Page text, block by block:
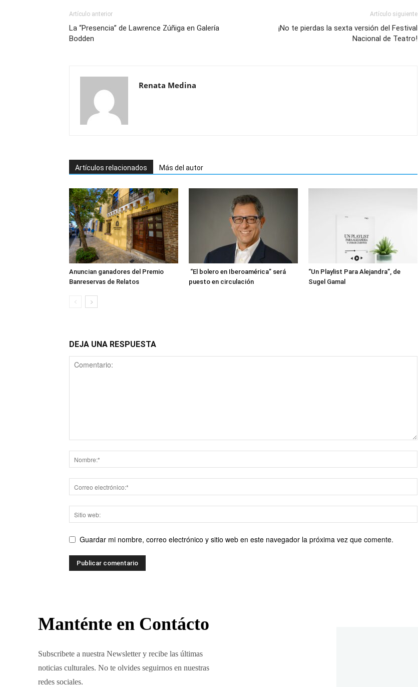
Artículo anterior
La “Presencia” de Lawrence Zúñiga en Galería
Bodden
Artículo siguiente
¡No te pierdas la sexta versión del Festival
Nacional de Teatro!
Renata Medina
Artículos relacionados Más del autor
Anuncian ganadores del Premio
Banreservas de Relatos
“El bolero en Iberoamérica” será
puesto en circulación
“Un Playlist Para Alejandra”, de
Sugel Gamal
DEJA UNA RESPUESTA
Guardar mi nombre, correo electrónico y sitio web en este navegador la próxima vez que comente.
Manténte en Contácto
Subscribete a nuestra Newsletter y recibe las últimas
noticias culturales. No te olvides seguirnos en nuestras
redes sociales.